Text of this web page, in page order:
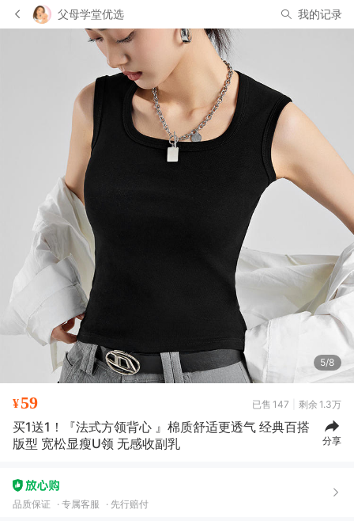
父母学堂优选 我的记录
6/8
¥59 已售 147 剩余 1.3万
买1送1！『法式方领背心 』棉质舒适更透气 经典百搭
版型 宽松显瘦U领 无感收副乳
分享
品质保证 专属客服 先行赔付